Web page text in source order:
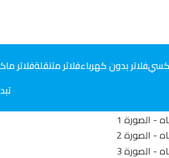
فلاتر بدون كهرباءفلاتر متنقلةفلاتر